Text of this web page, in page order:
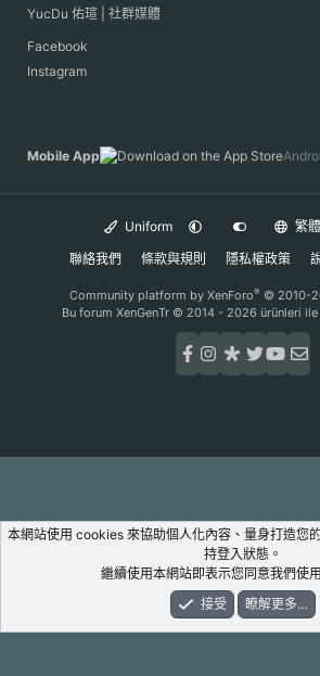
YucDu 佑瑄 | 社群媒體
Facebook
Instagram
Mobile App
Uniform
繁
聯絡我們
條款與規則 隱私權政策
Community platform by XenForo® © 2010-
Bu forum XenGenTr © 2014 - 2026 ürünleri
登入
本網站使用 cookies 來協助個人化內容、量身打造您
持登入狀態。
繼續使用本網站即表示您同意我們使
接受
瞭解更多…